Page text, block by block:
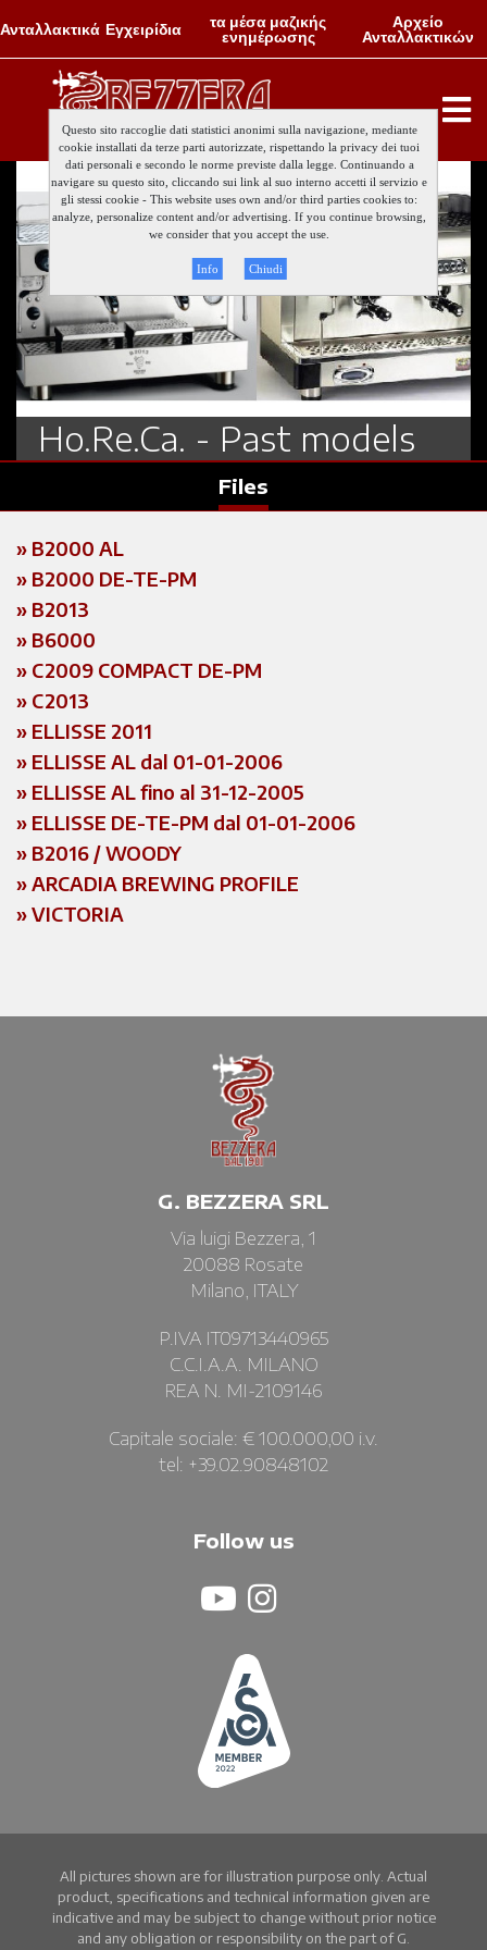
Αρχείο
Ανταλλακτικών
τα μέσα μαζικής
ενημέρωσης
Εγχειρίδια
Ανταλλακτικά
Questo sito raccoglie dati statistici anonimi sulla navigazione, mediante
cookie installati da terze parti autorizzate, rispettando la privacy dei tuoi
dati personali e secondo le norme previste dalla legge. Continuando a
navigare su questo sito, cliccando sui link al suo interno accetti il servizio e
gli stessi cookie - This website uses own and/or third parties cookies to:
analyze, personalize content and/or advertising. If you continue browsing,
we consider that you accept the use.
Info Chiudi
Ho.Re.Ca. - Past models
Files
» B2000 AL
» B2000 DE-TE-PM
» B2013
» B6000
» C2009 COMPACT DE-PM
» C2013
» ELLISSE 2011
» ELLISSE AL dal 01-01-2006
» ELLISSE AL fino al 31-12-2005
» ELLISSE DE-TE-PM dal 01-01-2006
» B2016 / WOODY
»ARCADIA BREWING PROFILE
»VICTORIA
G. BEZZERA SRL
Via luigi Bezzera, 1
20088 Rosate
Milano, ITALY
P.IVA IT09713440965
C.C.I.A.A. MILANO
REA N. MI-2109146
Capitale sociale: € 100.000,00 i.v.
tel: +39.02.90848102
Follow us
All pictures shown are for illustration purpose only. Actual
product, specifications and technical information given are
indicative and may be subject to change without prior notice
and any obligation or responsibility on the part of G.